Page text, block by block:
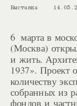
Выставка
6  марта в
(Москва)
и жить.
1937». Проект
количеству
собранных из
фондов и